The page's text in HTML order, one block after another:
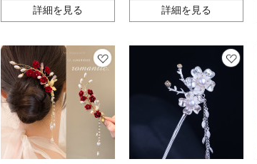
詳細を見る 詳細を見る